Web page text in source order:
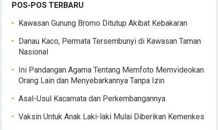
POS-POS TERBARU
Kawasan Gunung Bromo Ditutup Akibat Kebakaran
Danau Kaco, Permata Tersembunyi di Kawasan Taman
Nasional
Ini Pandangan Agama Tentang Memfoto Memvideokan
Orang Lain dan Menyebarkannya Tanpa Izin
Asal-Usul Kacamata dan Perkembangannya
Vaksin Untuk Anak Laki-laki Mulai Diberikan Kemenkes